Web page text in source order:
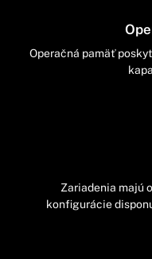
Operačná pamäť
Zariadenia majú
konfigurácie